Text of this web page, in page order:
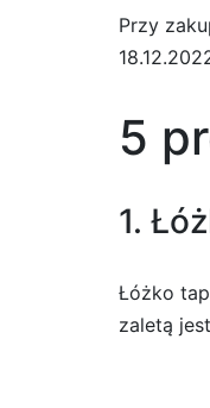
Przy
5
1.
Łóżko
zaletą